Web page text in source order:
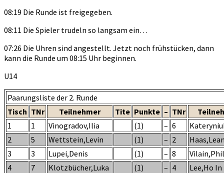
08:19 Die Runde ist freigegeben.
08:11 Die Spieler trudeln so langsam ein…
07:26 Die Uhren sind angestellt. Jetzt noch frühstücken, dann
kann die Runde um 08:15 Uhr beginnen.
U14
Paarungsliste der 2. Runde
Tisch TNr Teilnehmer Tite Punkte – TNr
1
1 Vinogradov,Ilia (1) – 6
2
5 Wettstein,Levin (1) – 2
3
3 Lupei,Denis (1) – 8
4
7 Klotzbücher,Luka (1) – 4
Lee,Ho In